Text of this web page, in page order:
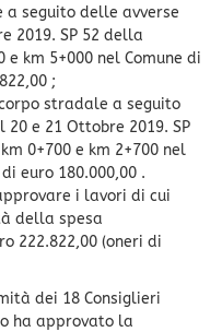
seguito delle avverse
2019. SP 52 della
km 5+000 nel Comune di
;
stradale a seguito
e 21 Ottobre 2019. SP
0+700 e km 2+700 nel
euro 180.000,00 .
i lavori di cui
della spesa
222.822,00 (oneri di
dei 18 Consiglieri
ha approvato la